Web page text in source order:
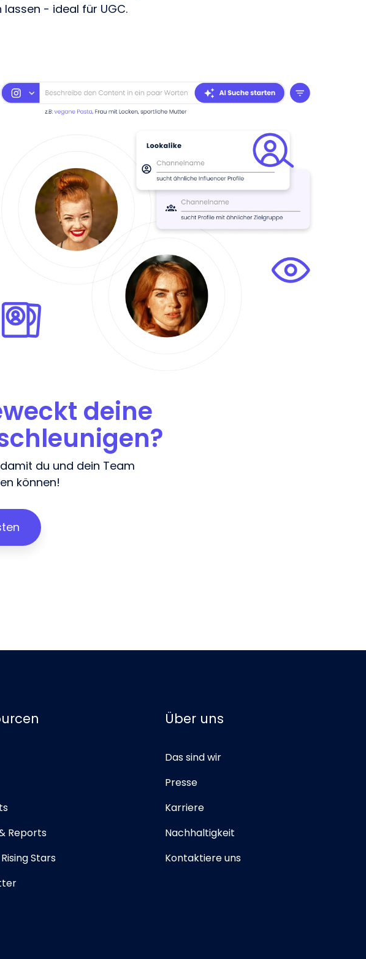
lassen - ideal für UGC.
deine
du und dein Team
können!
Reports
Rising Stars
Über uns
Das sind wir
Presse
Karriere
Nachhaltigkeit
Kontaktiere uns